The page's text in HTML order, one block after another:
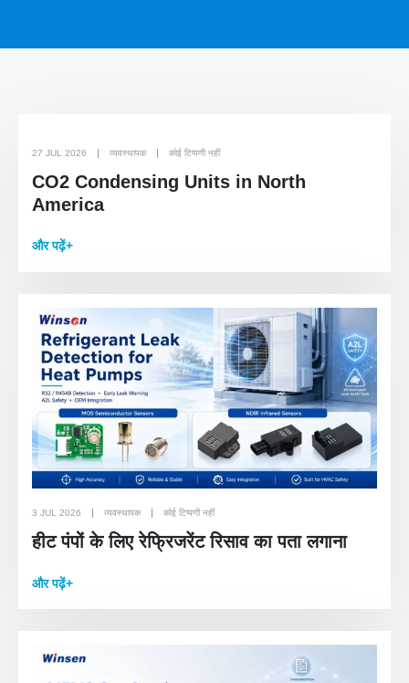
27 JUL 2026 व्यवस्थापक कोई टिप्पणी नहीं
CO2 Condensing Units in North
America
और पढ़ें+
3 JUL 2026 व्यवस्थापक कोई टिप्पणी नहीं
हीट पंपों के लिए रेफ्रिजरेंट रिसाव का पता लगाना
और पढ़ें+